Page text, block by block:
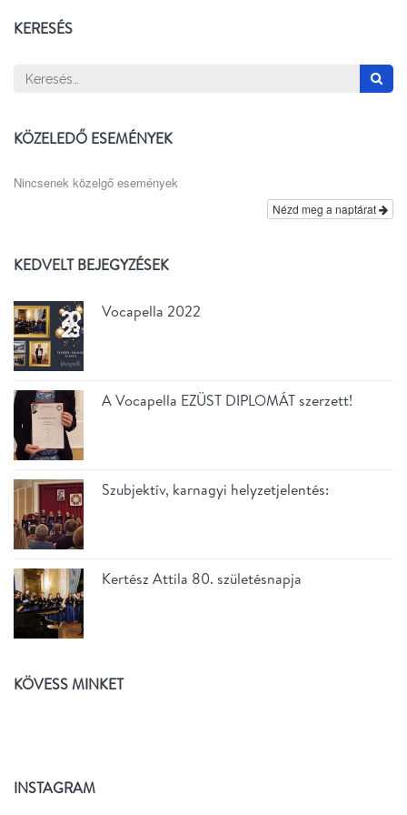
KERESÉS
Keresés:
KÖZELEDŐ ESEMÉNYEK
Nincsenek közelgő események
Nézd meg a naptárat
KEDVELT BEJEGYZÉSEK
Vocapella 2022
A Vocapella EZÜST DIPLOMÁT szerzett!
Szubjektív, karnagyi helyzetjelentés:
Kertész Attila 80. születésnapja
KÖVESS MINKET
INSTAGRAM